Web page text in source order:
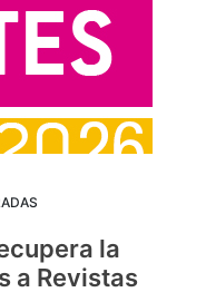
la
a Revistas